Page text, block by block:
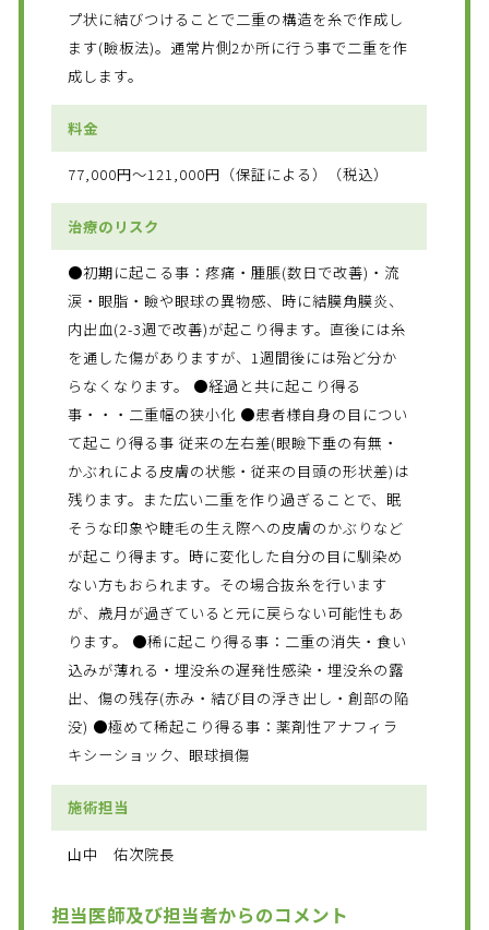
プ状に結びつけることで二重の構造を糸で作成し
ます(瞼板法)。通常片側2か所に行う事で二重を作
成します。
料金
77,000円～121,000円（保証による）（税込）
治療のリスク
●初期に起こる事：疼痛・腫脹(数日で改善)・流
涙・眼脂・瞼や眼球の異物感、時に結膜角膜炎、
内出血(2-3週で改善)が起こり得ます。直後には糸
を通した傷がありますが、1週間後には殆ど分か
らなくなります。 ●経過と共に起こり得る
事・・・二重幅の狭小化 ●患者様自身の目につい
て起こり得る事 従来の左右差(眼瞼下垂の有無・
かぶれによる皮膚の状態・従来の目頭の形状差)は
残ります。また広い二重を作り過ぎることで、眠
そうな印象や睫毛の生え際への皮膚のかぶりなど
が起こり得ます。時に変化した自分の目に馴染め
ない方もおられます。その場合抜糸を行います
が、歳月が過ぎていると元に戻らない可能性もあ
ります。 ●稀に起こり得る事：二重の消失・食い
込みが薄れる・埋没糸の遅発性感染・埋没糸の露
出、傷の残存(赤み・結び目の浮き出し・創部の陥
没) ●極めて稀起こり得る事：薬剤性アナフィラ
キシーショック、眼球損傷
施術担当
山中 佑次院長
担当医師及び担当者からのコメント